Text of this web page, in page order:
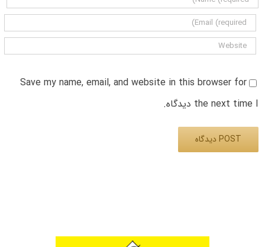
Save my name, email, and website in this browser for
the next time I دیدگاه.